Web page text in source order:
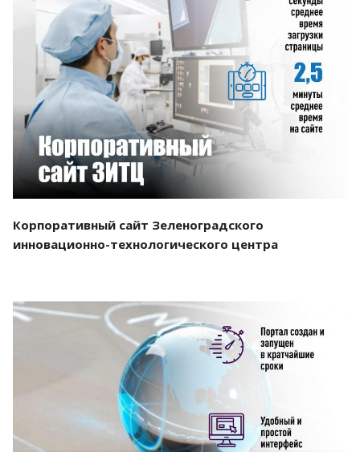
Смотреть проект
Корпоративный сайт Зеленоградского
инновационно-технологического центра
Смотреть проект